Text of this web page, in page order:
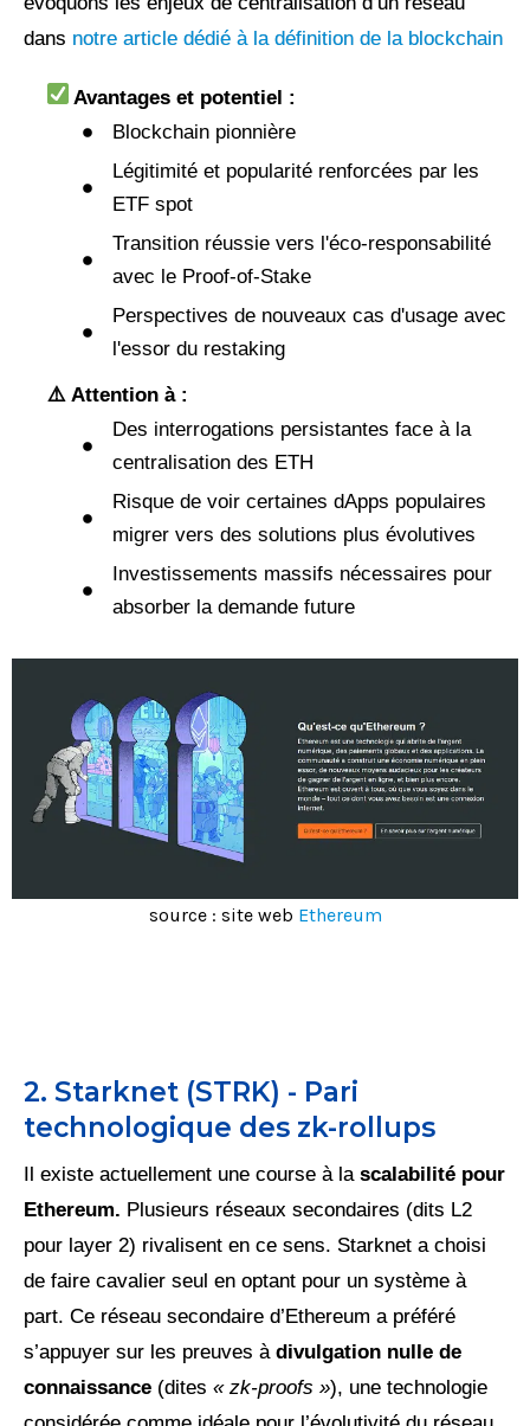
dans notre article dédié à la définition de la blockchain
Avantages et potentiel :
Blockchain pionnière
Légitimité et popularité renforcées par les
ETF spot
Transition réussie vers l'éco-responsabilité
avec le Proof-of-Stake
Perspectives de nouveaux cas d'usage avec
l'essor du restaking
⚠️ Attention à :
Des interrogations persistantes face à la
centralisation des ETH
Risque de voir certaines dApps populaires
migrer vers des solutions plus évolutives
Investissements massifs nécessaires pour
absorber la demande future
source : site web Ethereum
2. Starknet (STRK) - Pari
technologique des zk-rollups
Il existe actuellement une course à la scalabilité pour
Ethereum. Plusieurs réseaux secondaires (dits L2
pour layer 2) rivalisent en ce sens. Starknet a choisi
de faire cavalier seul en optant pour un système à
part. Ce réseau secondaire d’Ethereum a préféré
s’appuyer sur les preuves à divulgation nulle de
connaissance (dites « zk-proofs »), une technologie